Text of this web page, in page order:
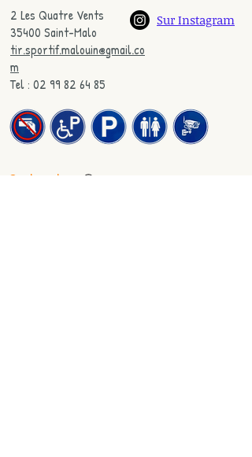
2 Les Quatre Vents
35400 Saint-Malo
tir.sportif.malouin@gmail.co
m
Tel : 02 99 82 64 85
Sur Instagram
Recherche